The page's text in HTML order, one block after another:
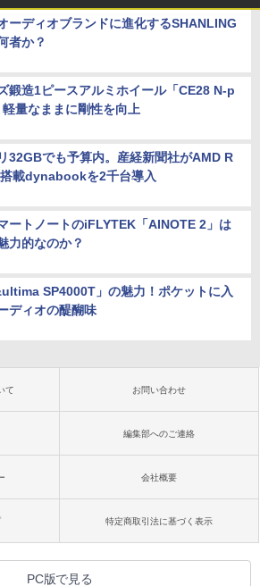
ーディオブランドに進化するSHANLING
者か？
鍛造1ピースアルミホイール「CE28 N-p
量なままに剛性を向上
32GBでも予算内。産経新聞社がAMD R
載dynabookを2千台導入
ートノートのiFLYTEK「AINOTE 2」は
力的なのか？
SP4000T」の魅力！ポケットに入
ディオの醍醐味
て お問い合わせ
編集部へのご連絡
会社概要
特定商取引法に基づく表示
PC版で見る